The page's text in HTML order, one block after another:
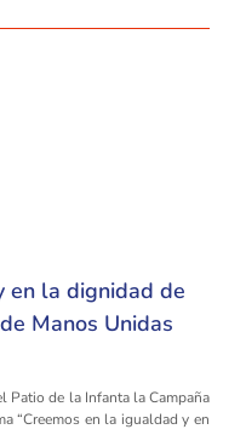
en la dignidad de
Manos Unidas
Patio de la Infanta la Campaña
“Creemos en la igualdad y en